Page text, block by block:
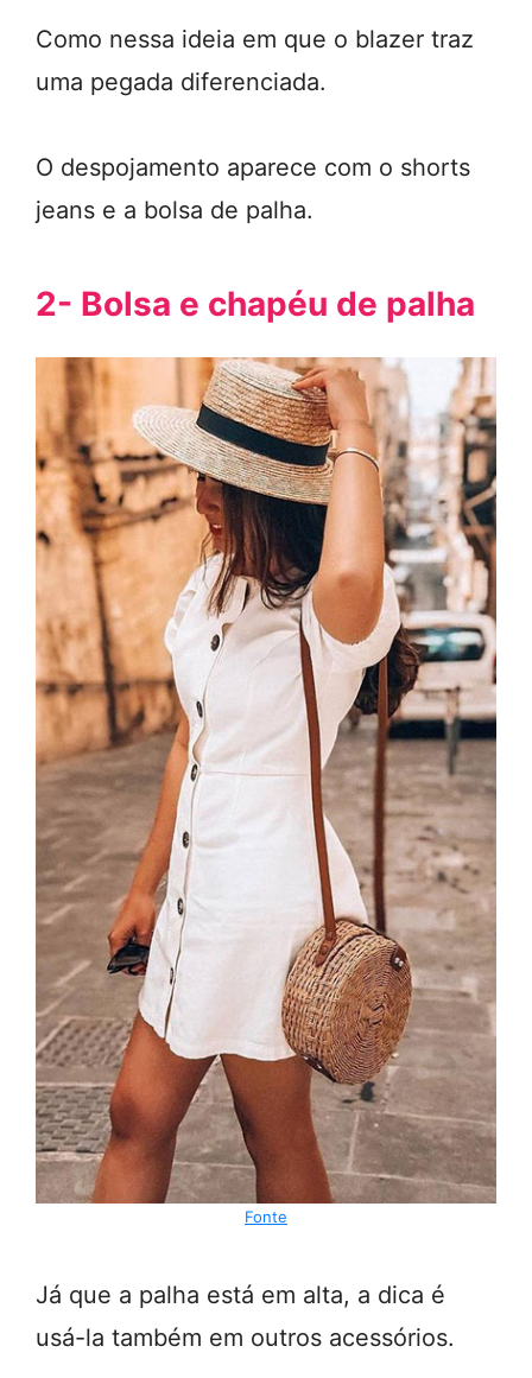
Como nessa ideia em que o blazer traz
uma pegada diferenciada.
O despojamento aparece com o shorts
jeans e a bolsa de palha.
2- Bolsa e chapéu de palha
Fonte
Já que a palha está em alta, a dica é
usá-la também em outros acessórios.